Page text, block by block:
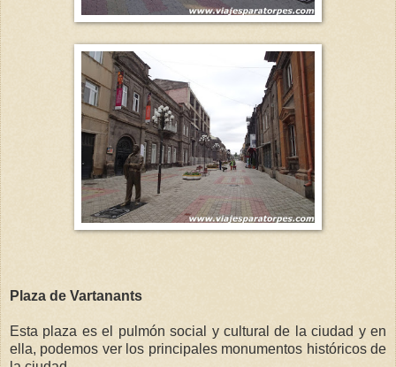
Plaza de Vartanants
Esta plaza es el pulmón social y cultural de la ciudad y en
ella, podemos ver los principales monumentos históricos de